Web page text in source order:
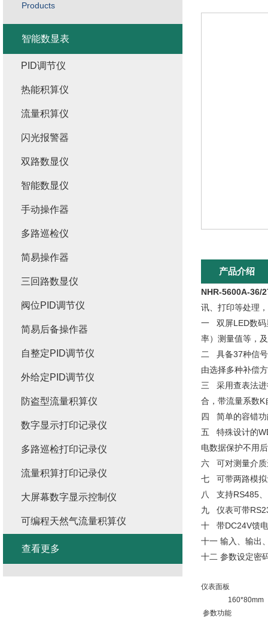
产品介绍
NHR-5600A-36/
讯、打印等处理
一 双屏LED数码
率）测量值等，
二 具备37种信号
由选择多种补偿
三 采用查表法进
合，带流量系数K
四 简单的容错功
五 特殊设计的
电数据保护不用
六 可对测量介质
七 可带两路模拟
八 支持RS485、
九 仪表可带
十 带DC24V馈
十一 输入、输出
十二 参数设定密
仪表面板
160*80mm
参数功能
Products
智能数显表
PID调节仪
热能积算仪
流量积算仪
闪光报警器
双路数显仪
智能数显仪
手动操作器
多路巡检仪
简易操作器
三回路数显仪
阀位PID调节仪
简易后备操作器
自整定PID调节仪
外给定PID调节仪
防盗型流量积算仪
数字显示打印记录仪
多路巡检打印记录仪
流量积算打印记录仪
大屏幕数字显示控制仪
可编程天然气流量积算仪
查看更多